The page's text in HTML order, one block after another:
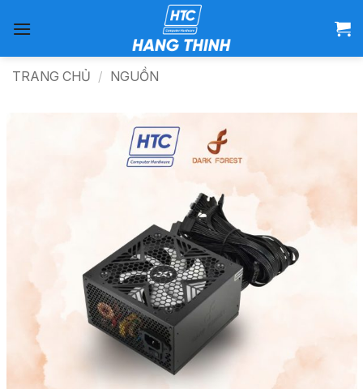
qua
dungTRANG CHỦ / NGUỒN